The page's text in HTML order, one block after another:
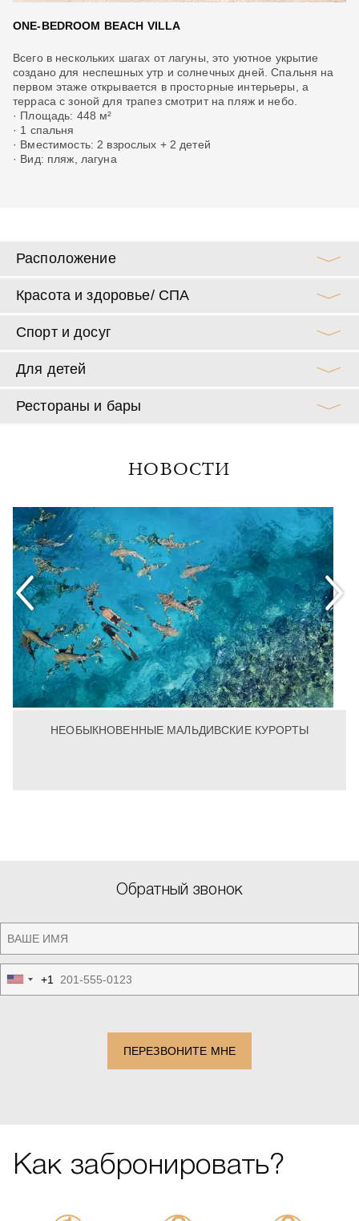
ONE-BEDROOM BEACH VILLA
Всего в нескольких шагах от лагуны, это уютное укрытие
создано для неспешных утр и солнечных дней. Спальня на
первом этаже открывается в просторные интерьеры, а
терраса с зоной для трапез смотрит на пляж и небо.
· Площадь: 448 м²
· 1 спальня
· Вместимость: 2 взрослых + 2 детей
· Вид: пляж, лагуна
Расположение
Красота и здоровье/ СПА
Спорт и досуг
Для детей
Рестораны и бары
НОВОСТИ
НЕОБЫКНОВЕННЫЕ МАЛЬДИВСКИЕ КУРОРТЫ
Обратный звонок
United
States
+1
ПЕРЕЗВОНИТЕ МНЕ
Как забронировать?